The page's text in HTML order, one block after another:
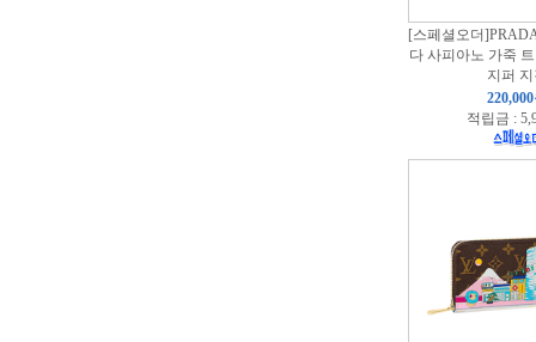
[스페셜오더
다 사피아노 가죽
지퍼
적립금 :